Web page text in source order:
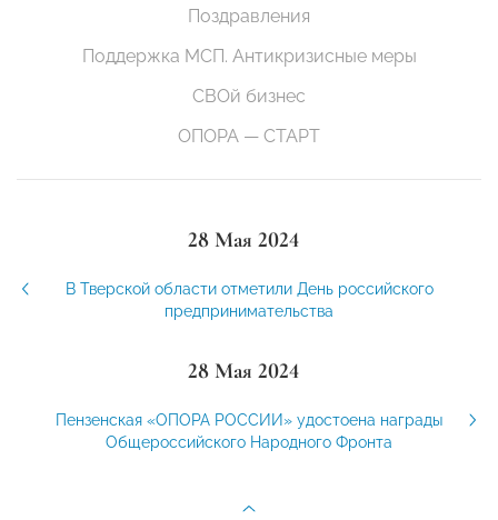
Поздравления
Поддержка МСП. Антикризисные меры
СВОй бизнес
ОПОРА — СТАРТ
28 Мая 2024
В Тверской области отметили День российского
предпринимательства
28 Мая 2024
Пензенская «ОПОРА РОССИИ» удостоена награды
Общероссийского Народного Фронта